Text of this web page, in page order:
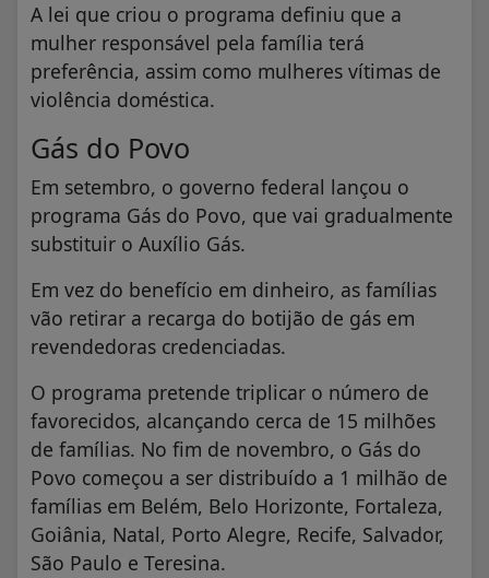
A lei que criou o programa definiu que a
mulher responsável pela família terá
preferência, assim como mulheres vítimas de
violência doméstica.
Gás do Povo
Em setembro, o governo federal lançou o
programa Gás do Povo, que vai gradualmente
substituir o Auxílio Gás.
Em vez do benefício em dinheiro, as famílias
vão retirar a recarga do botijão de gás em
revendedoras credenciadas.
O programa pretende triplicar o número de
favorecidos, alcançando cerca de 15 milhões
de famílias. No fim de novembro, o Gás do
Povo começou a ser distribuído a 1 milhão de
famílias em Belém, Belo Horizonte, Fortaleza,
Goiânia, Natal, Porto Alegre, Recife, Salvador,
São Paulo e Teresina.